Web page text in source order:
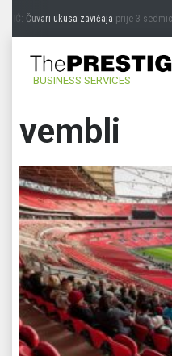
Čuvari ukusa zavičajaprije 3 sedmice
BUSINESS SERVICES
vembli